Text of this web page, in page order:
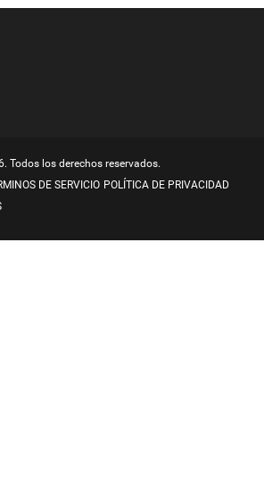
Todos los derechos reservados.
DE SERVICIO POLÍTICA DE PRIVACIDAD